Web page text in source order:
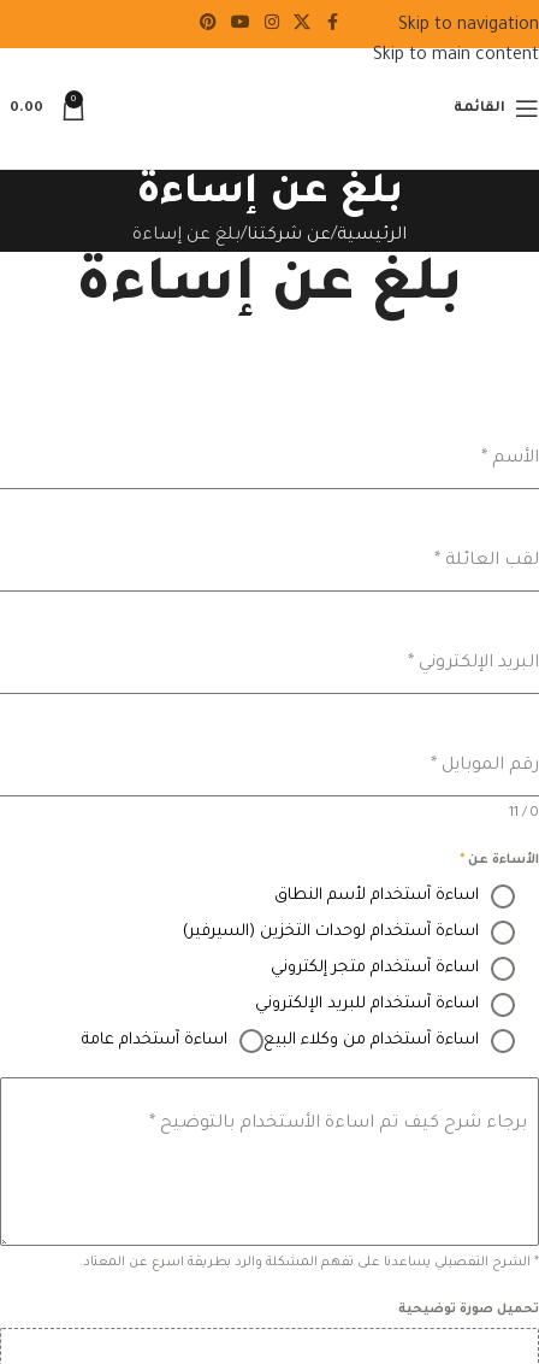
Skip to navigation
Skip to main content
القائمة
0
0.00
بلغ عن إساءة
الرئيسية عن شركتنا بلغ عن إساءة
بلغ عن إساءة
الأسم *
لقب العائلة *
البريد الإلكتروني *
رقم الموبايل *
0 / 11
الأساءة عن *
اساءة آستخدام لأسم النطاق
اساءة آستخدام لوحدات التخزين (السيرفير)
اساءة آستخدام متجر إلكتروني
اساءة آستخدام للبريد الإلكتروني
اساءة آستخدام من وكلاء البيع
اساءة آستخدام عامة
برجاء شرح كيف تم اساءة الأستخدام بالتوضيح *
* الشرح التفصيلي يساعدنا على تفهم المشكلة والرد بطريقة اسرع عن المعتاد.
تحميل صورة توضيحية